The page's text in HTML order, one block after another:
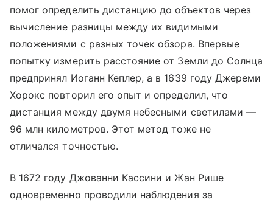
помог определить дистанцию до объектов через
вычисление разницы между их видимыми
положениями с разных точек обзора. Впервые
попытку измерить расстояние от Земли до Солнца
предпринял Иоганн Кеплер, а в 1639 году Джереми
Хорокс повторил его опыт и определил, что
дистанция между двумя небесными светилами —
96 млн километров. Этот метод тоже не
отличался точностью.
В 1672 году Джованни Кассини и Жан Рише
одновременно проводили наблюдения за